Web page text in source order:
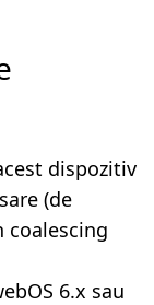
dispozitiv
(de
coalescing
6.x sau